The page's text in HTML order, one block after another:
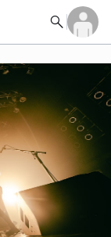
search